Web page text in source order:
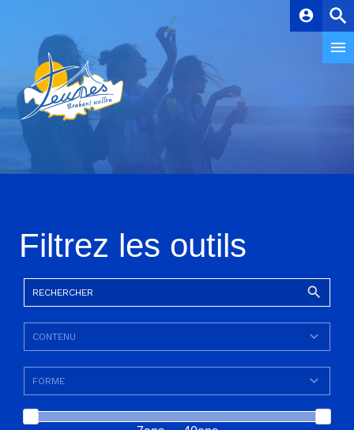
account_circle
Filtrez les outils